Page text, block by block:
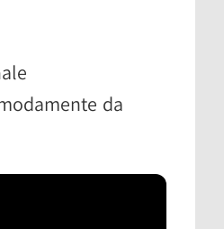
da